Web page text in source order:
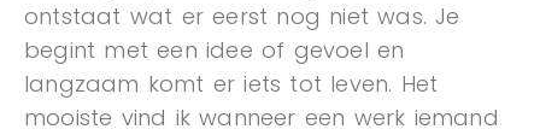
ontstaat wat er eerst nog niet was. Je
begint met een idee of gevoel en
langzaam komt er iets tot leven. Het
mooiste vind ik wanneer een werk iemand